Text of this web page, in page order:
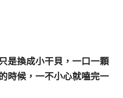
是換成小干貝，一口一顆
時候，一不小心就嗑完一